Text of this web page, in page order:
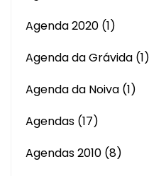
Agenda 2020 (1)
Agenda da Grávida (1)
Agenda da Noiva (1)
Agendas (17)
Agendas 2010 (8)